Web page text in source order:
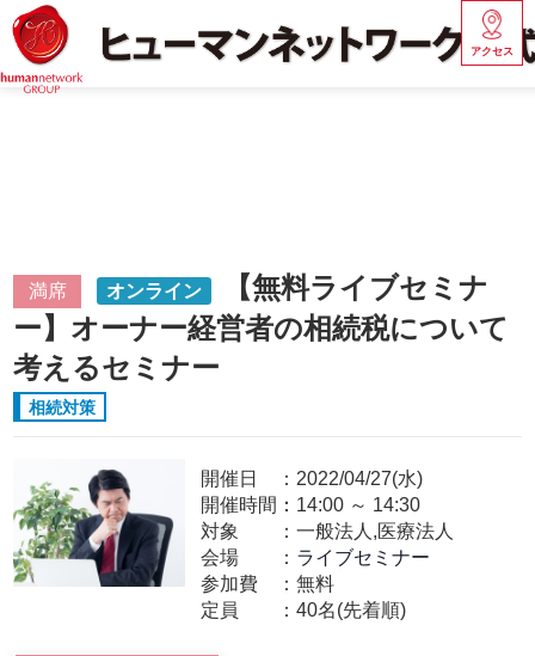
アクセス
満席 オンライン
【無料ライブセミナ
ー】オーナー経営者の相続税について
考えるセミナー
相続対策
開催日
2022/04/27(水)
開催時間： 14:00～ 14:30
対象
一般法人,医療法人
会場
ライブセミナー
参加費
無料
定員
40名(先着順)